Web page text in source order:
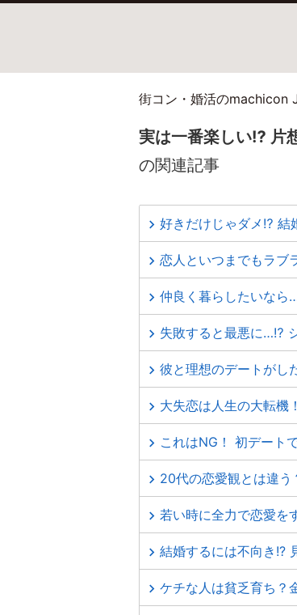
街コン・婚活のmachicon
実は一番楽しい⁉ 片
の関連記事
好きだけじゃダメ⁉ 結
恋人といつまでもラブ
仲良く暮らしたいなら
失敗すると最悪に…⁉
彼と理想のデートがし
大失恋は人生の大転機
これはNG！ 初デート
20代の恋愛観とは違
若い時に全力で恋愛を
結婚するには不向き!?
ケチな人は貧乏育ち？